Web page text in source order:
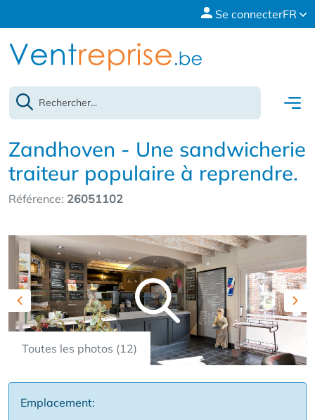
Se connecterFR
Zandhoven - Une sandwicherie
traiteur populaire à reprendre.
Référence: 26051102
Toutes les photos (12)
Previous
Emplacement: